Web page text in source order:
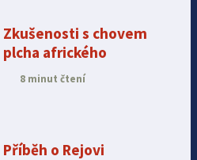
Zkušenosti s chovem
plcha afrického
8 minut čtení
Příběh o Rejovi